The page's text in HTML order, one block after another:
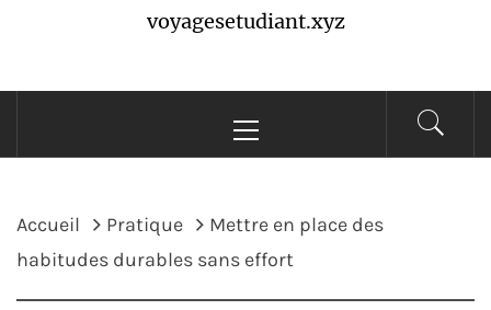
voyagesetudiant.xyz
principal
Accueil Pratique
Mettre en place des
habitudes durables sans effort